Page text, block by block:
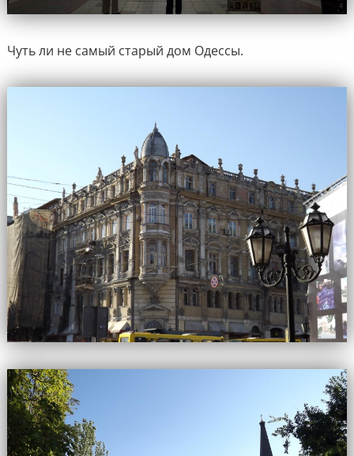
Чуть ли не самый старый дом Одессы.